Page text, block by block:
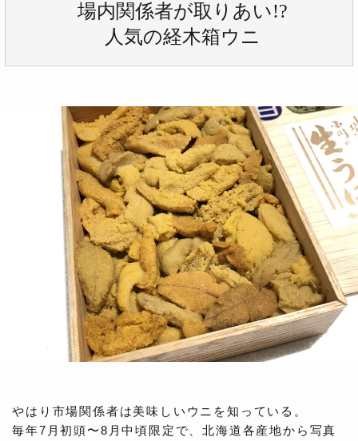
場内関係者が取りあい!?
人気の経木箱ウニ
やはり市場関係者は美味しいウニを知っている。
毎年7月初頭〜8月中頃限定で、北海道各産地から写真